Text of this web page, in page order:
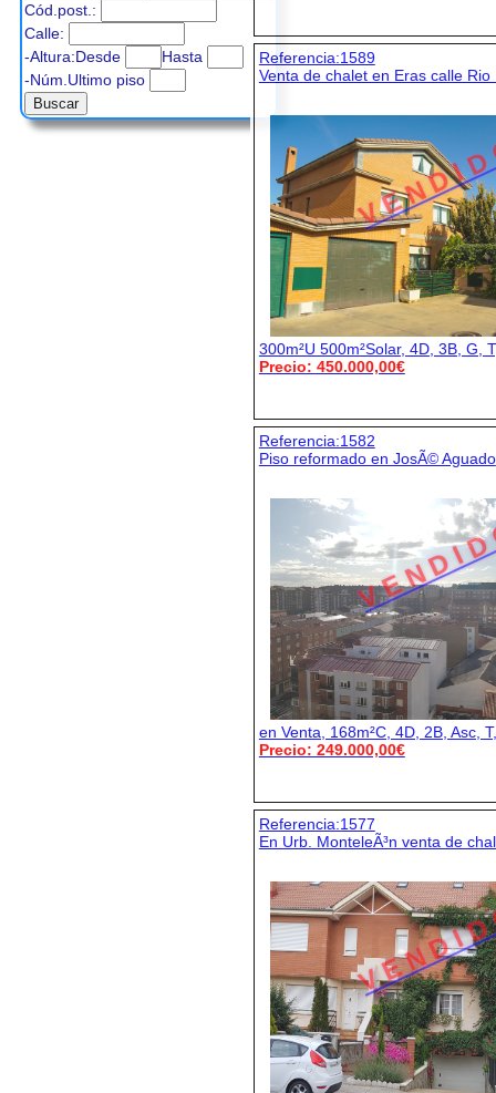
Cód.post.:
Calle:
-Altura:Desde
Hasta
-Núm.Ultimo piso
Referencia:1589
Venta de chalet en Eras calle Rio
V E N D I
300m²U 500m²Solar, 4D, 3B, G,
Precio: 450.000,00€
Referencia:1582
Piso reformado en JosÃ© Aguado
V E N D I
en Venta, 168m²C, 4D, 2B, Asc,
Precio: 249.000,00€
Referencia:1577
En Urb. MonteleÃ³n venta de
V E N D I